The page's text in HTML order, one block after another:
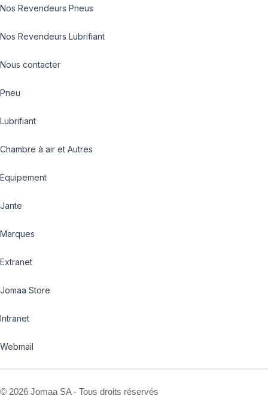
Nos Revendeurs Pneus
Nos Revendeurs Lubrifiant
Nous contacter
Pneu
Lubrifiant
Chambre à air et Autres
Equipement
Jante
Marques
Extranet
Jomaa Store
Intranet
Webmail
© 2026 Jomaa SA - Tous droits réservés